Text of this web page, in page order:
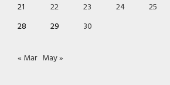
21
22 23 24 25
28
29 30
« Mar May »